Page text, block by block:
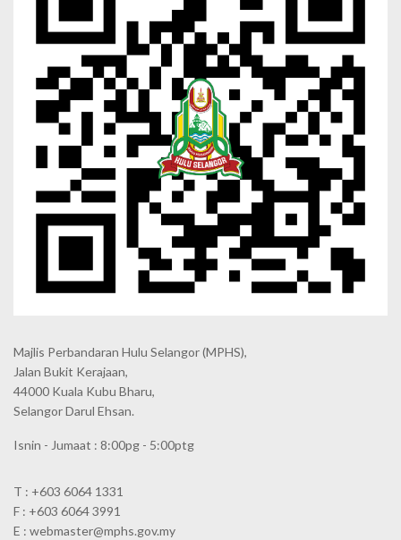
Majlis Perbandaran Hulu Selangor (MPHS),
Jalan Bukit Kerajaan,
44000 Kuala Kubu Bharu,
Selangor Darul Ehsan.
Isnin - Jumaat : 8:00pg - 5:00ptg
T : +603 6064 1331
F : +603 6064 3991
E : webmaster@mphs.gov.my